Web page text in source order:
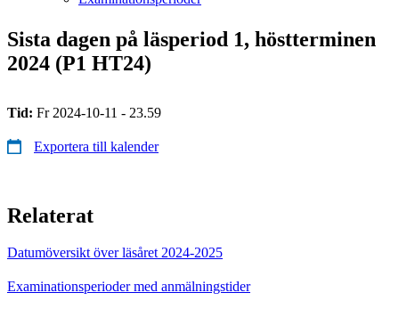
Sista dagen på läsperiod 1, höstterminen
2024 (P1 HT24)
Tid: Fr 2024-10-11 - 23.59
Exportera till kalender
Relaterat
Datumöversikt över läsåret 2024-2025
Examinationsperioder med anmälningstider